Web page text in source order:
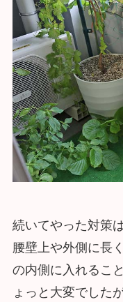
続いてやった対策
腰壁上や外側に長
の内側に入れるこ
ょっと大変でした